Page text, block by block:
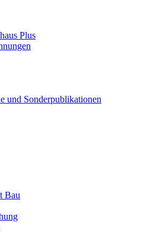
Plus
und Sonderpublikationen
Bau